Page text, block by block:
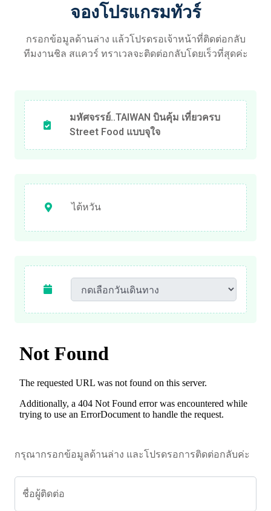
จองโปรแกรมทัวร์
กรอกข้อมูลด้านล่าง แล้วโปรดรอเจ้าหน้าที่ติดต่อกลับ
ทีมงานชิล สแควร์ ทราเวลจะติดต่อกลับโดยเร็วที่สุดค่ะ
มหัศจรรย์..TAIWAN บินคุ้ม เที่ยวครบ
Street Food แบบจุใจ
ไต้หวัน
กรุณากรอกข้อมูลด้านล่าง และโปรดรอการติดต่อกลับค่ะ
ชื่อผู้ติดต่อ